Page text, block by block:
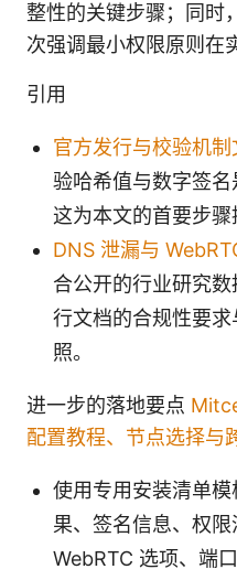
整性的关键步骤；同时
次强调最小权限原则在
引用
官方发行与校验机制
验哈希值与数字签名
这为本文的首要步骤
DNS 泄漏与
合公开的行业研究
行文档的合规性要
照。
进一步的落地要点
配置教程、节点选择与
使用专用安装清单
果、签名信息、权限
WebRTC 选项、端